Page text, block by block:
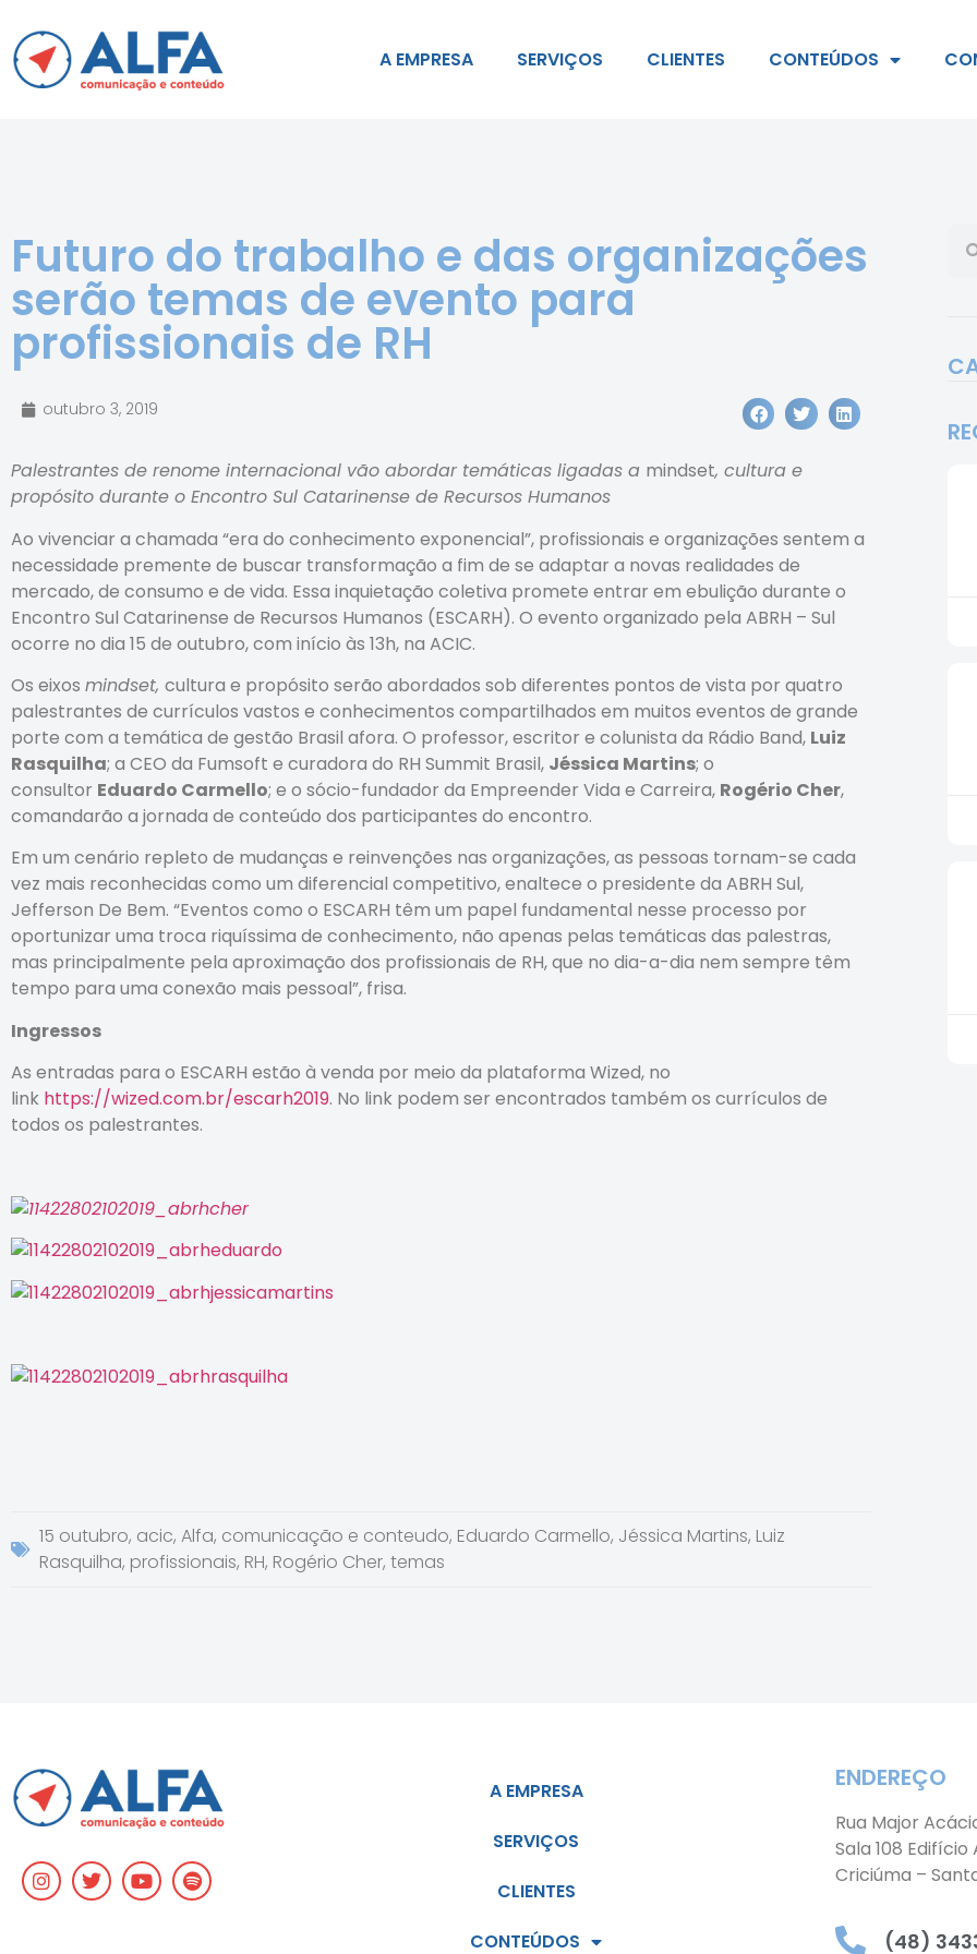
A EMPRESA SERVIÇOS CLIENTES CONTEÚDOS
Futuro do trabalho e das organizações
serão temas de evento para
profissionais de RH
outubro 3, 2019
Palestrantes de renome internacional vão abordar temáticas ligadas a mindset, cultura e
propósito durante o Encontro Sul Catarinense de Recursos Humanos
Ao vivenciar a chamada “era do conhecimento exponencial”, profissionais e organizações sentem a
necessidade premente de buscar transformação a fim de se adaptar a novas realidades de
mercado, de consumo e de vida. Essa inquietação coletiva promete entrar em ebulição durante o
Encontro Sul Catarinense de Recursos Humanos (ESCARH). O evento organizado pela ABRH – Sul
ocorre no dia 15 de outubro, com início às 13h, na ACIC.
Os eixos mindset, cultura e propósito serão abordados sob diferentes pontos de vista por quatro
palestrantes de currículos vastos e conhecimentos compartilhados em muitos eventos de grande
porte com a temática de gestão Brasil afora. O professor, escritor e colunista da Rádio Band, Luiz
Rasquilha; a CEO da Fumsoft e curadora do RH Summit Brasil, Jéssica Martins; o
consultor Eduardo Carmello; e o sócio-fundador da Empreender Vida e Carreira, Rogério Cher,
comandarão a jornada de conteúdo dos participantes do encontro.
Em um cenário repleto de mudanças e reinvenções nas organizações, as pessoas tornam-se cada
vez mais reconhecidas como um diferencial competitivo, enaltece o presidente da ABRH Sul,
Jefferson De Bem. “Eventos como o ESCARH têm um papel fundamental nesse processo por
oportunizar uma troca riquíssima de conhecimento, não apenas pelas temáticas das palestras,
mas principalmente pela aproximação dos profissionais de RH, que no dia-a-dia nem sempre têm
tempo para uma conexão mais pessoal”, frisa.
Ingressos
As entradas para o ESCARH estão à venda por meio da plataforma Wized, no
link https://wized.com.br/escarh2019. No link podem ser encontrados também os currículos de
todos os palestrantes.
15 outubro, acic, Alfa, comunicação e conteudo, Eduardo Carmello, Jéssica Martins, Luiz
Rasquilha, profissionais, RH, Rogério Cher, temas
A EMPRESA
SERVIÇOS
CLIENTES
CONTEÚDOS
ENDEREÇO
Rua Major
Sala 108
Criciúma –
(48)